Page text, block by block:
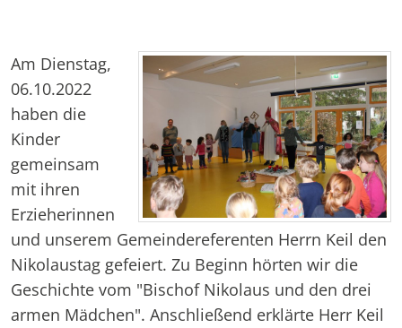
Am Dienstag,
06.10.2022
haben die
Kinder
gemeinsam
mit ihren
Erzieherinnen
und unserem Gemeindereferenten Herrn Keil den
Nikolaustag gefeiert. Zu Beginn hörten wir die
Geschichte vom "Bischof Nikolaus und den drei
armen Mädchen". Anschließend erklärte Herr Keil